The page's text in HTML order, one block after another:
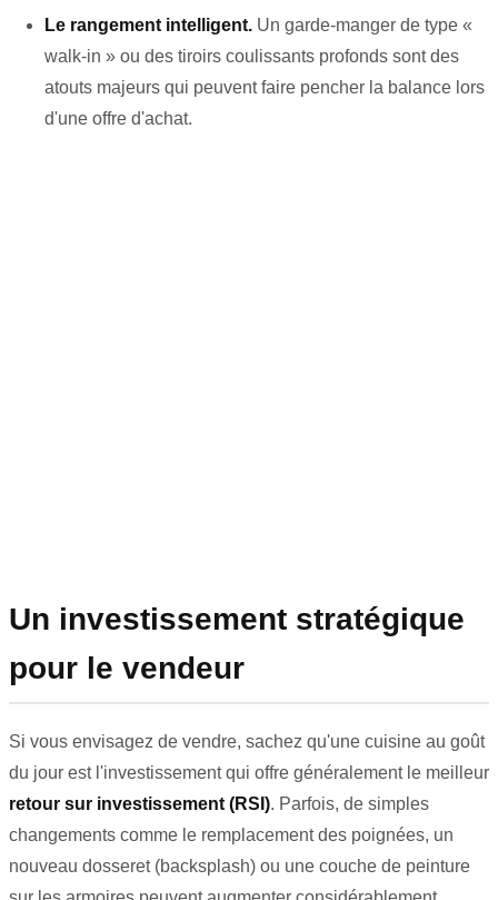
Le rangement intelligent. Un garde-manger de type «
walk-in » ou des tiroirs coulissants profonds sont des
atouts majeurs qui peuvent faire pencher la balance lors
d'une offre d'achat.
Un investissement stratégique
pour le vendeur
Si vous envisagez de vendre, sachez qu'une cuisine au goût
du jour est l'investissement qui offre généralement le meilleur
retour sur investissement (RSI). Parfois, de simples
changements comme le remplacement des poignées, un
nouveau dosseret (backsplash) ou une couche de peinture